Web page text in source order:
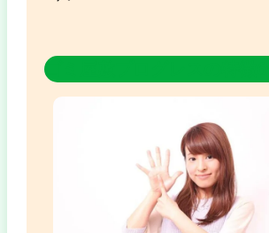
ゴミ屋敷プログレスの特徴6